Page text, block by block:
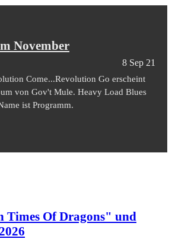
November
8 Sep 21
Come...Revolution Go erscheint
von Gov't Mule. Heavy Load Blues
ist Programm.
Times Of Dragons" und